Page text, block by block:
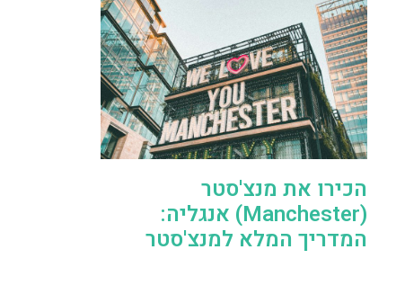
הכירו את מנצ'סטר
(Manchester) אנגליה:
המדריך המלא למנצ'סטר